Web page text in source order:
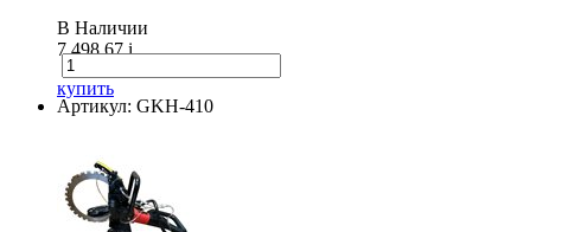
В Наличии
7 498.67i
купить
Артикул: GKH-410